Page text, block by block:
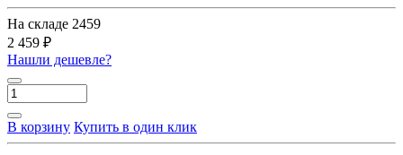
На складе 2459
2 459 ₽
Нашли дешевле?
В корзину Купить в один клик